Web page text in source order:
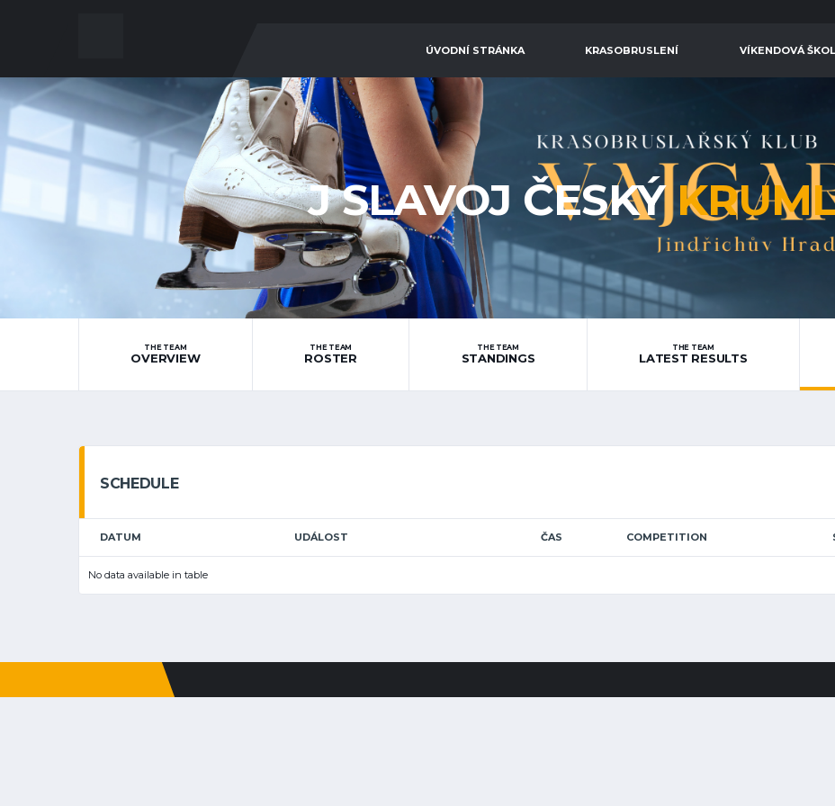
ÚVODNÍ STRÁNKA KRASOBRUSLENÍ VÍKENDOVÁ
J SLAVOJ ČESKÝ
THE TEAM
OVERVIEW
THE TEAM
ROSTER
THE TEAM
STANDINGS
THE TEAM
LATEST RESULTS
SCHEDULE
DATUM UDÁLOST ČAS COMPETITION
No data available in table